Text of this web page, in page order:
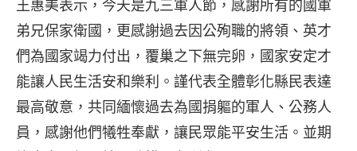
王惠美表示，今天是九三軍人節，感謝所有的國軍
弟兄保家衛國，更感謝過去因公殉職的將領、英才
們為國家竭力付出，覆巢之下無完卵，國家安定才
能讓人民生活安和樂利。謹代表全體彰化縣民表達
最高敬意，共同緬懷過去為國捐軀的軍人、公務人
員，感謝他們犧牲奉獻，讓民眾能平安生活。並期